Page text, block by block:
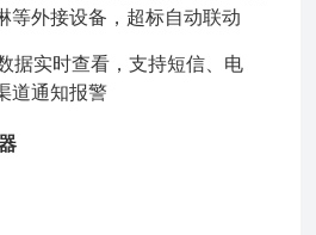
等外接设备，超标自动联动
据实时查看，支持短信、电
道通知报警